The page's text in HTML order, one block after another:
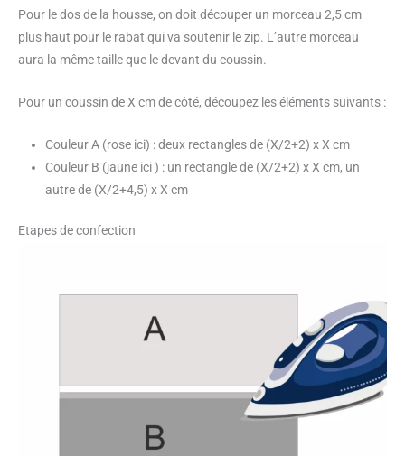
Pour le dos de la housse, on doit découper un morceau 2,5 cm
plus haut pour le rabat qui va soutenir le zip. L’autre morceau
aura la même taille que le devant du coussin.
Pour un coussin de X cm de côté, découpez les éléments suivants :
Couleur A (rose ici) : deux rectangles de (X/2+2) x X cm
Couleur B (jaune ici ) : un rectangle de (X/2+2) x X cm, un
autre de (X/2+4,5) x X cm
Etapes de confection